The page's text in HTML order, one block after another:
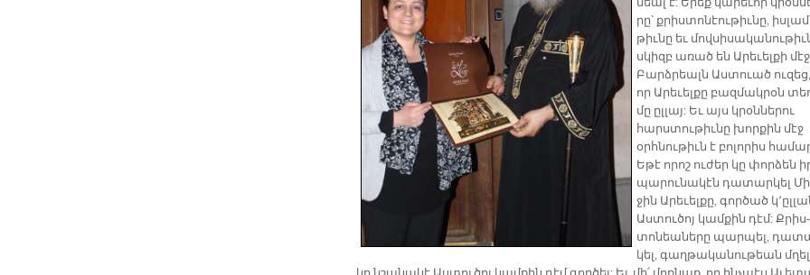
նեալ է: Ե­րեք կա­րե­ւոր
րը՝ քրիս­տո­նէու­թիւ­նը,
թիւ­նը եւ
սկիզբ ա­ռած են Ա­րե­ւել­քի
Բարձ­րեալն Աս­տուած ու­զեց,
որ Ա­րե­ւել­քը բազ­մակ­րօն
մը ըլ­լայ: Եւ այս կրօն­նե­րու
հարս­տու­թիւ­նը խոր­քին մէջ
օրհ­նու­թիւն է բո­լո­րիս
Ե­թէ ո­րոշ ու­ժեր կը փոր­ձեն
պա­րու­նա­կէն դա­տար­կել
ջին Ա­րե­ւել­քը, գոր­ծած
Աս­տու­ծոյ կամ­քին դէմ: Քրիս­
տո­նեա­նե­րը պար­պել,
կել, գաղ­թա­կա­նու­թեան